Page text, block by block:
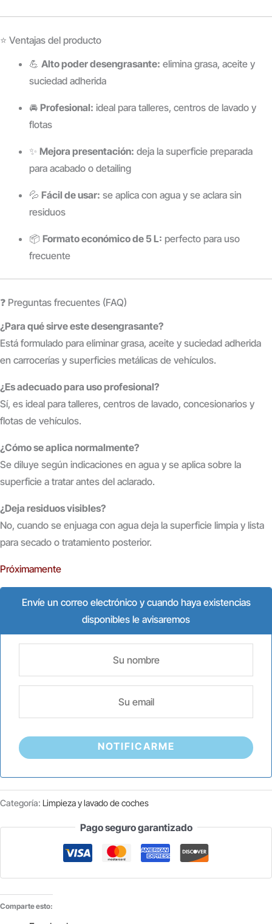
⭐ Ventajas del producto
💪 Alto poder desengrasante: elimina grasa, aceite y
suciedad adherida
🚘 Profesional: ideal para talleres, centros de lavado y
flotas
✨ Mejora presentación: deja la superficie preparada
para acabado o detailing
💦 Fácil de usar: se aplica con agua y se aclara sin
residuos
📦 Formato económico de 5 L: perfecto para uso
frecuente
❓ Preguntas frecuentes (FAQ)
¿Para qué sirve este desengrasante?
Está formulado para eliminar grasa, aceite y suciedad adherida
en carrocerías y superficies metálicas de vehículos.
¿Es adecuado para uso profesional?
Sí, es ideal para talleres, centros de lavado, concesionarios y
flotas de vehículos.
¿Cómo se aplica normalmente?
Se diluye según indicaciones en agua y se aplica sobre la
superficie a tratar antes del aclarado.
¿Deja residuos visibles?
No, cuando se enjuaga con agua deja la superficie limpia y lista
para secado o tratamiento posterior.
Próximamente
Envíe un correo electrónico y cuando haya existencias
disponibles le avisaremos
NOTIFICARME
Categoría: Limpieza y lavado de coches
Pago seguro garantizado
Comparte esto: